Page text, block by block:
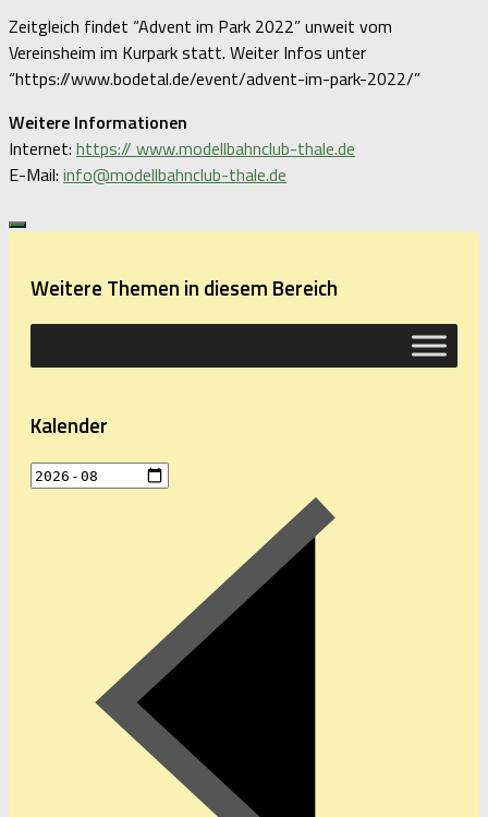
Zeitgleich findet “Advent im Park 2022” unweit vom
Vereinsheim im Kurpark statt. Weiter Infos unter
“https://www.bodetal.de/event/advent-im-park-2022/”
Weitere Informationen
Internet: https:// www.modellbahnclub-thale.de
E-Mail: info@modellbahnclub-thale.de
Weitere Themen in diesem Bereich
Kalender